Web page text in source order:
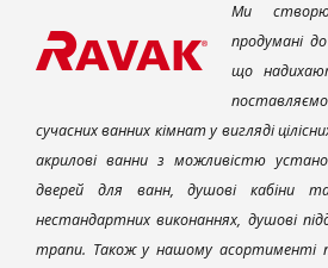
Ми
продумані
що
поставляємо
сучасних ванних кімнат у вигляді
акрилові ванни з можливістю
дверей для ванн, душові кабіни
нестандартних виконаннях, душові
трапи. Також у нашому асортименті